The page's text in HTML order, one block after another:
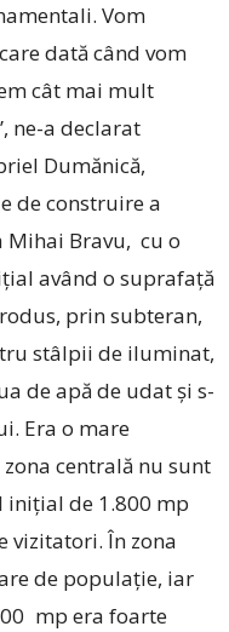
Vom
dată când vom
cât mai mult
ne-a declarat
Dumănică,
de construire a
Bravu, cu o
având o suprafață
prin subteran,
stâlpii de iluminat,
de apă de udat și s-
Era o mare
centrală nu sunt
de 1.800 mp
vizitatori. În zona
de populație, iar
mp era foarte